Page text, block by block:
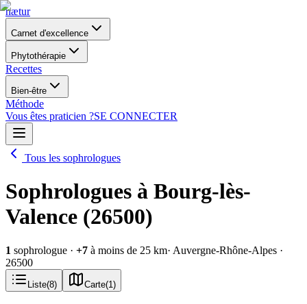
nætur
Carnet d'excellence
Phytothérapie
Recettes
Bien-être
Méthode
Vous êtes praticien ?SE CONNECTER
Tous les sophrologues
Sophrologues à Bourg-lès-
Valence (26500)
1 sophrologue · +7 à moins de 25 km· Auvergne-Rhône-Alpes ·
26500
Liste(8) Carte(1 )